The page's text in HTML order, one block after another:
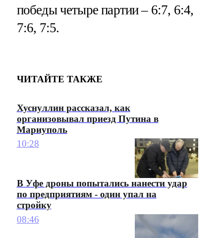
победы четыре партии – 6:7, 6:4,
7:6, 7:5.
ЧИТАЙТЕ ТАКЖЕ
Хуснуллин рассказал, как
организовывал приезд Путина в
Мариуполь
10:28
В Уфе дроны попытались нанести удар
по предприятиям - один упал на
стройку
08:46